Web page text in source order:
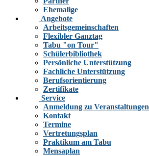
Ehemalige
Angebote
Arbeitsgemeinschaften
Flexibler Ganztag
Tabu "on Tour"
Schülerbibliothek
Persönliche Unterstützung
Fachliche Unterstützung
Berufsorientierung
Zertifikate
Service
Anmeldung zu Veranstaltungen
Kontakt
Termine
Vertretungsplan
Praktikum am Tabu
Mensaplan